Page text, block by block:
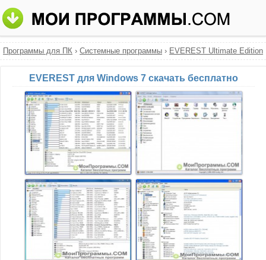
Программы для ПК › Системные программы › EVEREST Ultimate Edition
EVEREST для Windows 7 скачать бесплатно